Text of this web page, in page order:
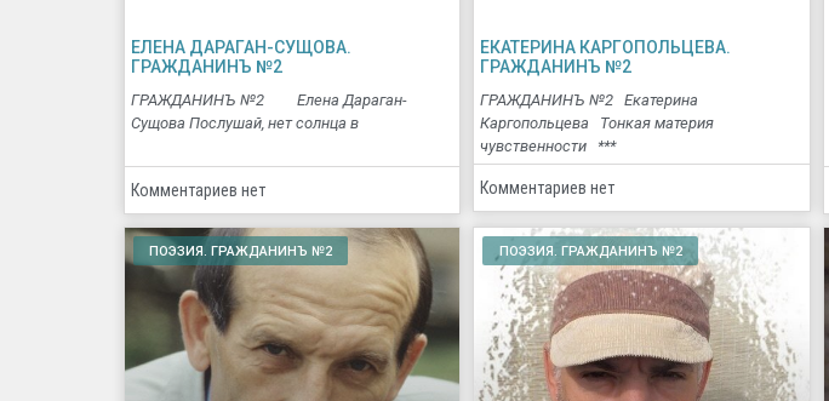
ЕЛЕНА ДАРАГАН-СУЩОВА.
ГРАЖДАНИНЪ №2
ГРАЖДАНИНЪ №2 Елена Дараган-
Сущова Послушай, нет солнца в
Комментариев нет
ЕКАТЕРИНА КАРГОПОЛЬЦЕВА.
ГРАЖДАНИНЪ №2
ГРАЖДАНИНЪ №2 Екатерина
Каргопольцева Тонкая материя
чувственности ***
Комментариев нет
ПОЭЗИЯ. ГРАЖДАНИНЪ №2 ПОЭЗИЯ. ГРАЖДАНИНЪ №2